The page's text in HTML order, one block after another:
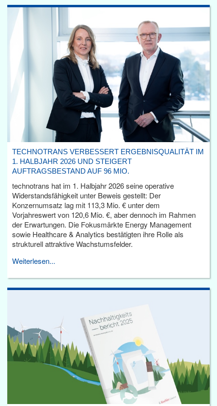
TECHNOTRANS VERBESSERT ERGEBNISQUALITÄT IM
1. HALBJAHR 2026 UND STEIGERT
AUFTRAGSBESTAND AUF 96 MIO.
technotrans hat im 1. Halbjahr 2026 seine operative
Widerstandsfähigkeit unter Beweis gestellt: Der
Konzernumsatz lag mit 113,3 Mio. € unter dem
Vorjahreswert von 120,6 Mio. €, aber dennoch im Rahmen
der Erwartungen. Die Fokusmärkte Energy Management
sowie Healthcare & Analytics bestätigten ihre Rolle als
strukturell attraktive Wachstumsfelder.
Weiterlesen...